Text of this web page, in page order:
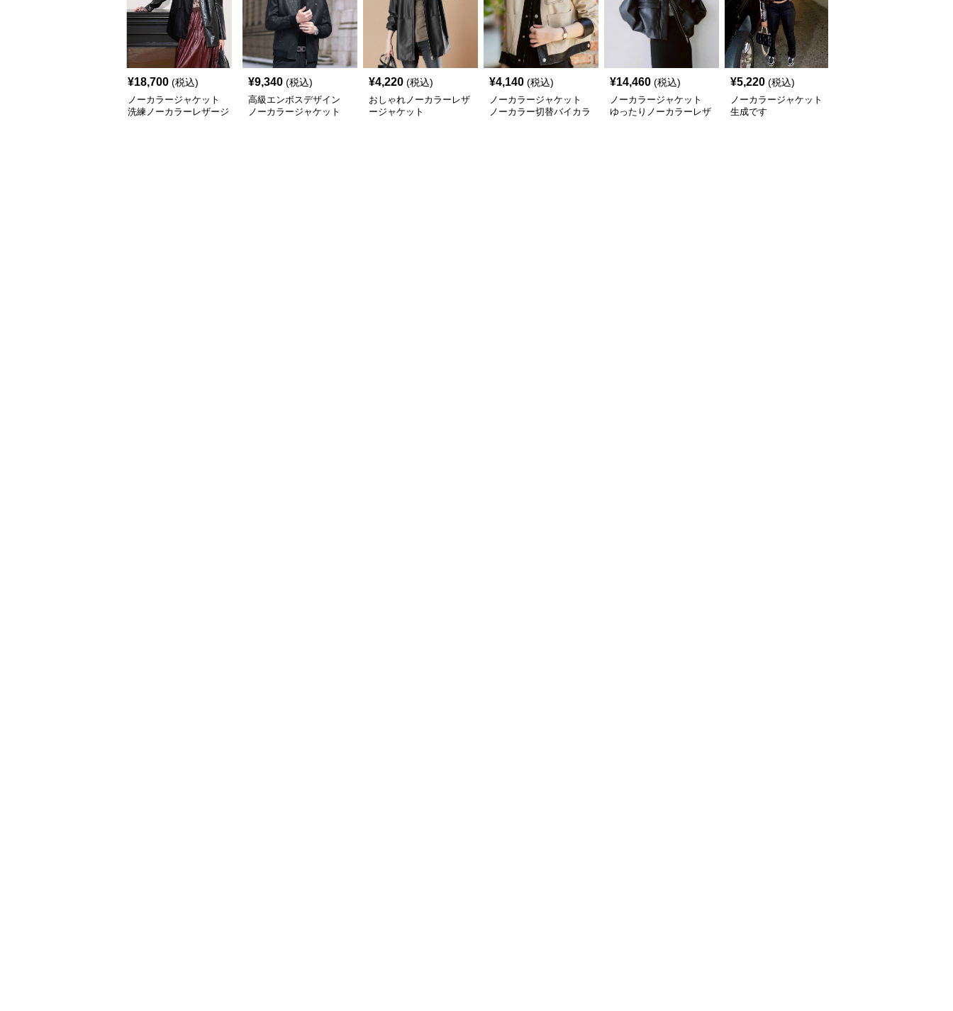
¥18,700 (税込)
ノーカラージャケット
洗練ノーカラーレザージ
¥9,340 (税込)
高級エンボスデザイン
ノーカラージャケット
¥4,220 (税込)
おしゃれノーカラーレザ
ージャケット
¥4,140 (税込)
ノーカラージャケット
ノーカラー切替バイカラ
¥14,460 (税込)
ノーカラージャケット
ゆったりノーカラーレザ
¥5,220 (税込)
ノーカラージャケット
生成です